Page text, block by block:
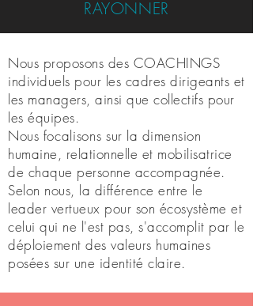
RAYONNER
Nous proposons des COACHINGS
individuels pour les cadres dirigeants et
les managers, ainsi que collectifs pour
les équipes.
Nous focalisons sur la dimension
humaine, relationnelle et mobilisatrice
de chaque personne accompagnée.
Selon nous, la différence entre le
leader vertueux pour son écosystème et
celui qui ne l'est pas, s'accomplit par le
déploiement des valeurs humaines
posées sur une identité claire.